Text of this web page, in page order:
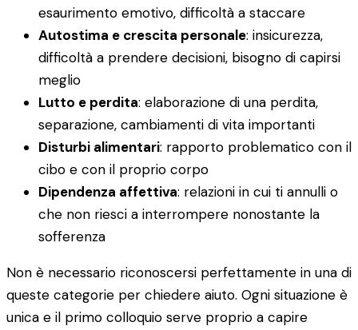
esaurimento emotivo, difficoltà a staccare
Autostima e crescita personale: insicurezza,
difficoltà a prendere decisioni, bisogno di capirsi
meglio
Lutto e perdita: elaborazione di una perdita,
separazione, cambiamenti di vita importanti
Disturbi alimentari: rapporto problematico con il
cibo e con il proprio corpo
Dipendenza affettiva: relazioni in cui ti annulli o
che non riesci a interrompere nonostante la
sofferenza
Non è necessario riconoscersi perfettamente in una di
queste categorie per chiedere aiuto. Ogni situazione è
unica e il primo colloquio serve proprio a capire